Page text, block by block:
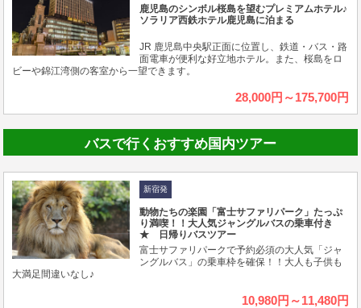
鹿児島のシンボル桜島を望むプレミアムホテル♪
ソラリア西鉄ホテル鹿児島に泊まる
JR 鹿児島中央駅正面に位置し、鉄道・バス・路
面電車が便利な好立地ホテル。また、桜島をロ
ビーや錦江湾側の客室から一望できます。
28,000円～175,700円
バスで行くおすすめ国内ツアー
新宿発
動物たちの楽園「富士サファリパーク」たっぷ
り満喫！！大人気ジャングルバスの乗車付き
★ 日帰りバスツアー
富士サファリパークで予約必須の大人気「ジャ
ングルバス」の乗車枠を確保！！大人も子供も
大満足間違いなし♪
10,980円～11,480円